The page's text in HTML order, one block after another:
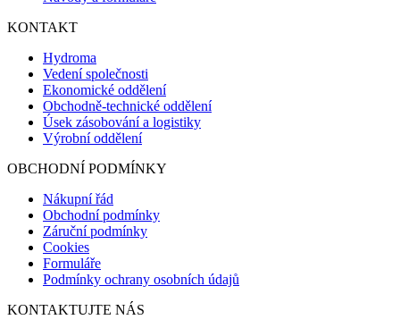
KONTAKT
Hydroma
Vedení společnosti
Ekonomické oddělení
Obchodně-technické oddělení
Úsek zásobování a logistiky
Výrobní oddělení
OBCHODNÍ PODMÍNKY
Nákupní řád
Obchodní podmínky
Záruční podmínky
Cookies
Formuláře
Podmínky ochrany osobních údajů
KONTAKTUJTE NÁS